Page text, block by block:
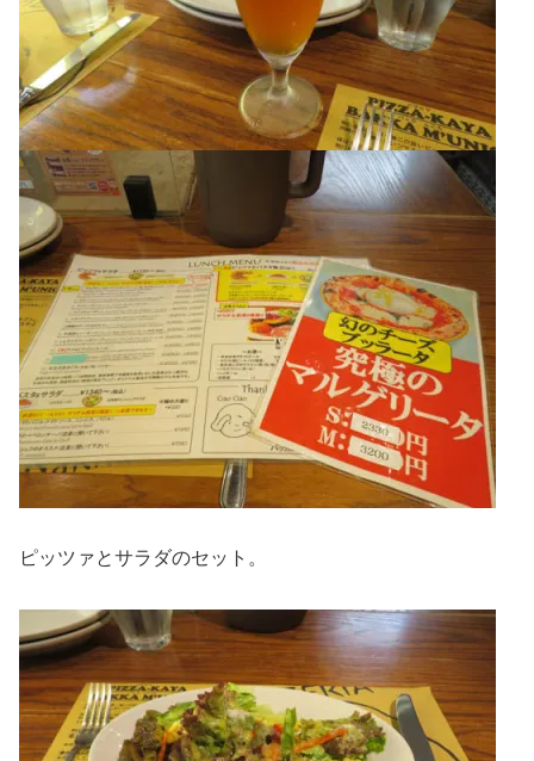
ピッツァとサラダのセット。